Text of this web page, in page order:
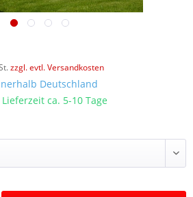
zzgl. evtl. Versandkosten
Deutschland
ca. 5-10 Tage